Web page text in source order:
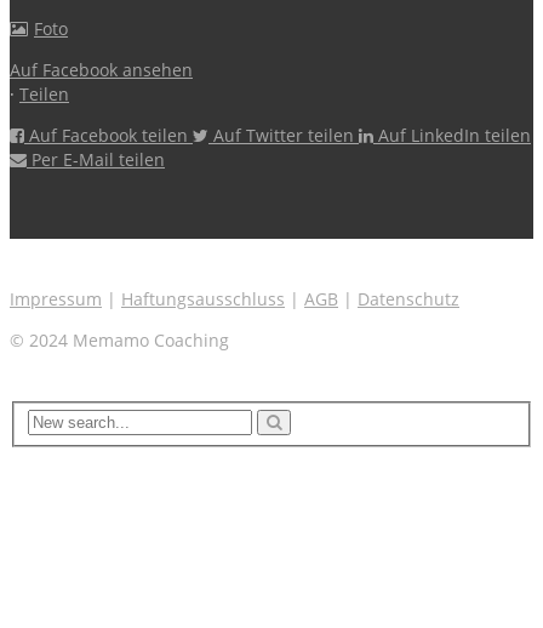
Foto
Auf Facebook ansehen
· Teilen
Auf Facebook teilen
Auf Twitter teilen
Auf LinkedIn teilen
Per E-Mail teilen
Impressum | Haftungsausschluss | AGB | Datenschutz
© 2024 Memamo Coaching